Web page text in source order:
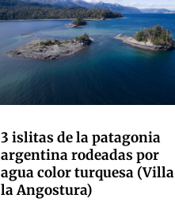
3 islitas de la patagonia
argentina rodeadas por
agua color turquesa (Villa
la Angostura)